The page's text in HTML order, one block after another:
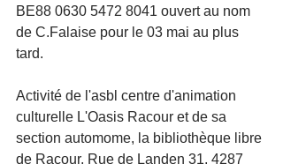
BE88 0630 5472 8041 ouvert au nom
de C.Falaise pour le 03 mai au plus
tard.
Activité de l'asbl centre d'animation
culturelle L'Oasis Racour et de sa
section automome, la bibliothèque libre
de Racour, Rue de Landen 31, 4287